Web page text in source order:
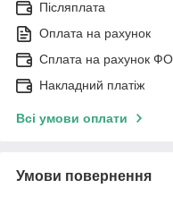
Післяплата
Оплата на рахунок
Сплата на рахунок
Накладний платіж
Всі умови оплати
Умови повернення